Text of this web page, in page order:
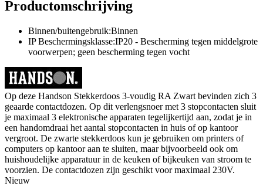
Productomschrijving
Binnen/buitengebruik:Binnen
IP Beschermingsklasse:IP20 - Bescherming tegen middelgrote
voorwerpen; geen bescherming tegen vocht
Op deze Handson Stekkerdoos 3-voudig RA Zwart bevinden zich 3
geaarde contactdozen. Op dit verlengsnoer met 3 stopcontacten sluit
je maximaal 3 elektronische apparaten tegelijkertijd aan, zodat je in
een handomdraai het aantal stopcontacten in huis of op kantoor
vergroot. De zwarte stekkerdoos kun je gebruiken om printers of
computers op kantoor aan te sluiten, maar bijvoorbeeld ook om
huishoudelijke apparatuur in de keuken of bijkeuken van stroom te
voorzien. De contactdozen zijn geschikt voor maximaal 230V.
Nieuw